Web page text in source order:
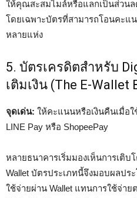
ให้คุณสะสมไมล์หรือแลกเป็นส่วนล
โดยเฉพาะบัตรที่สามารถโอนคะแ
หลายแห่ง
5. บัตรเครดิตสำหรับ
เติมเงิน (The E-Wallet
จุดเด่น: ให้คะแนนหรือเงินคืนเมื่อใ
LINE Pay หรือ ShopeePay
หลายธนาคารเริ่มมองเห็นการเติบ
Wallet บัตรประเภทนี้จึงมอบผลป
ใช้จ่ายผ่าน Wallet แทนการใช้จ่า